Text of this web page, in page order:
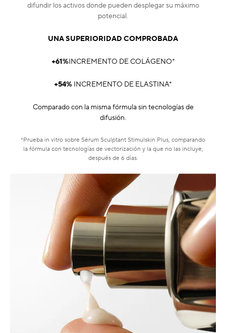
difundir los activos donde pueden desplegar su máximo
potencial.
UNA SUPERIORIDAD COMPROBADA
+61%INCREMENTO DE COLÁGENO*
+54% INCREMENTO DE ELASTINA*
Comparado con la misma fórmula sin tecnologías de
difusión.
*Prueba in vitro sobre Sérum Sculptant Stimulskin Plus, comparando
la fórmula con tecnologías de vectorización y la que no las incluye,
después de 6 días.